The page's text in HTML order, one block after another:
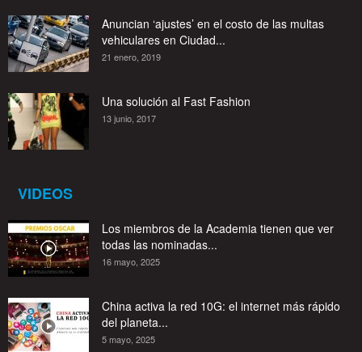
Anuncian ‘ajustes’ en el costo de las multas
vehiculares en Ciudad...
21 enero, 2019
Una solución al Fast Fashion
13 junio, 2017
VIDEOS
Los miembros de la Academia tienen que ver
todas las nominadas...
16 mayo, 2025
China activa la red 10G: el internet más rápido
del planeta...
5 mayo, 2025